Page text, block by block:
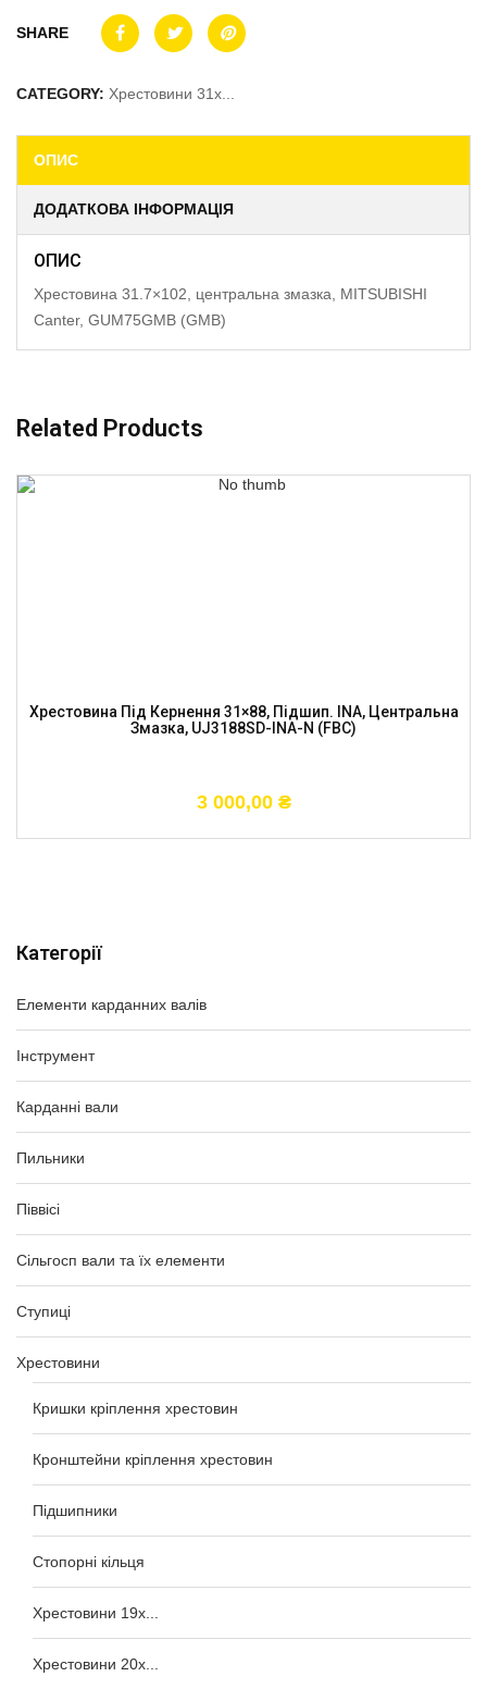
Категорії
Елементи карданних валів
Інструмент
Карданні вали
Пильники
Піввісі
Сільгосп вали та їх елементи
Ступиці
Хрестовини
Кришки кріплення хрестовин
Кронштейни кріплення хрестовин
Підшипники
Стопорні кільця
Хрестовини 19x...
Хрестовини 20x...
SHARE
CATEGORY: Хрестовини 31x...
ОПИС
ДОДАТКОВА ІНФОРМАЦІЯ
ОПИС
Хрестовина 31.7×102, центральна змазка, MITSUBISHI
Canter, GUM75GMB (GMB)
Related Products
Хрестовина Під Кернення 31×88, Підшип. INA, Центральна
Змазка, UJ3188SD-INA-N (FBC)
3 000,00 ₴